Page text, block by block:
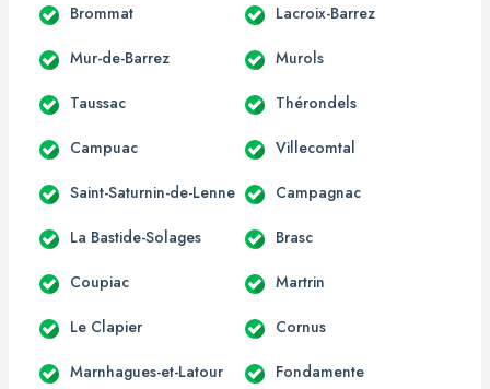
Brommat Lacroix-Barrez
Mur-de-Barrez Murols
Taussac Thérondels
Campuac Villecomtal
Saint-Saturnin-de-Lenne Campagnac
La Bastide-Solages Brasc
Coupiac Martrin
Le Clapier Cornus
Marnhagues-et-Latour Fondamente